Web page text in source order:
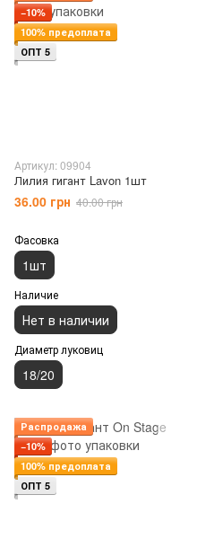
−10%
100% предоплата
ОПТ 5
Артикул: 09904
Лилия гигант Lavon 1шт
36.00 грн 40.00 грн
Фасовка
1шт
Наличие
Нет в наличии
Диаметр луковиц
18/20
Распродажа
−10%
100% предоплата
ОПТ 5